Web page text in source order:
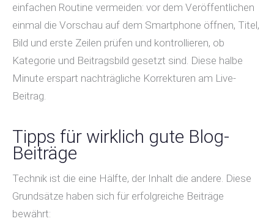
einfachen Routine vermeiden: vor dem Veröffentlichen
einmal die Vorschau auf dem Smartphone öffnen, Titel,
Bild und erste Zeilen prüfen und kontrollieren, ob
Kategorie und Beitragsbild gesetzt sind. Diese halbe
Minute erspart nachträgliche Korrekturen am Live-
Beitrag.
Tipps für wirklich gute Blog-
Beiträge
Technik ist die eine Hälfte, der Inhalt die andere. Diese
Grundsätze haben sich für erfolgreiche Beiträge
bewährt: